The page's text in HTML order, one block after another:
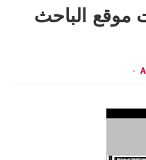
موقع الباحث